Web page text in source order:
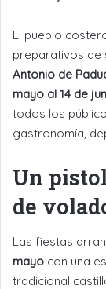
El pueblo
preparativos de
Antonio de
mayo al 14 de
todos los
gastronomía,
Un
de
Las fiestas
mayo con una
tradicional